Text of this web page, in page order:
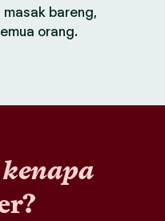
masak bareng,
orang.
kenapa